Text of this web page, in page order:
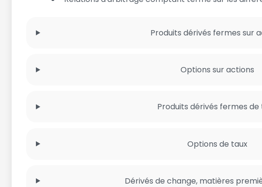
Produits dérivés fermes sur
Options sur actions
Produits dérivés fermes de
Options de taux
Dérivés de change, matières